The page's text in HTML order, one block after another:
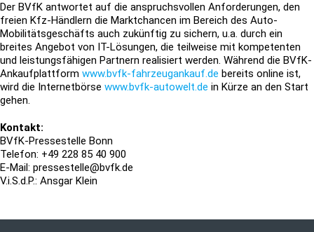
Der BVfK antwortet auf die anspruchsvollen Anforderungen, den
freien Kfz-Händlern die Marktchancen im Bereich des Auto-
Mobilitätsgeschäfts auch zukünftig zu sichern, u.a. durch ein
breites Angebot von IT-Lösungen, die teilweise mit kompetenten
und leistungsfähigen Partnern realisiert werden. Während die BVfK-
Ankaufplattform www.bvfk-fahrzeugankauf.de bereits online ist,
wird die Internetbörse www.bvfk-autowelt.de in Kürze an den Start
gehen.
Kontakt:
BVfK-Pressestelle Bonn
Telefon: +49 228 85 40 900
E-Mail: pressestelle@bvfk.de
V.i.S.d.P.: Ansgar Klein